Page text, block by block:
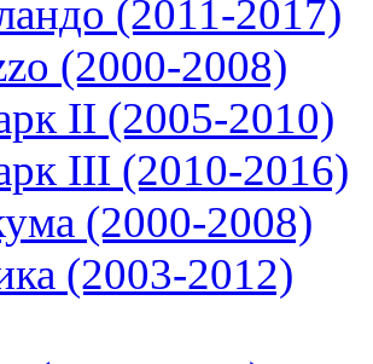
(2011-2017)
(2000-2008)
II (2005-2010)
III (2010-2016)
(2000-2008)
(2003-2012)